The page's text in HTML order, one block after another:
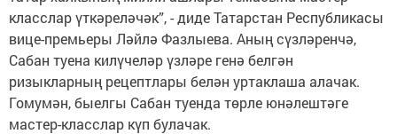
класслар үткәреләчәк”, - диде Татарстан Республикасы
вице-премьеры Ләйлә Фазлыева. Аның сүзләренчә,
Сабан туена килүчеләр үзләре генә белгән
ризыкларның рецептлары белән уртаклаша алачак.
Гомумән, быелгы Сабан туенда төрле юнәлештәге
мастер-класслар күп булачак.